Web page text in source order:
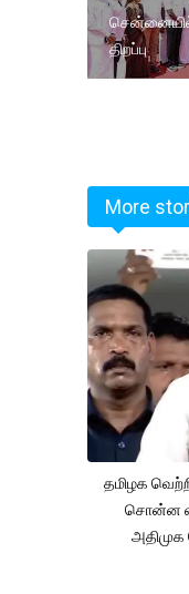
சென்னையில்
திறப்பு
More
தமிழக
சொன்ன
அதிமுக